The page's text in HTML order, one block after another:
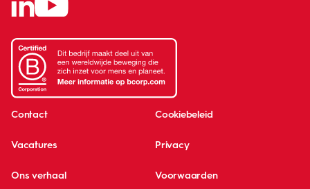
Contact Cookiebeleid
Vacatures Privacy
Ons verhaal Voorwaarden